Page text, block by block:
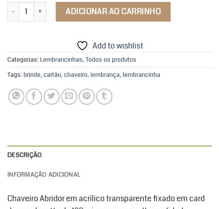
Chaveiro Abridor Meu Ori Paramentas quantidade
ADICIONAR AO CARRINHO
Add to wishlist
Categorias: Lembrancinhas, Todos os produtos
Tags: brinde, cartão, chaveiro, lembrança, lembrancinha
DESCRIÇÃO
INFORMAÇÃO ADICIONAL
Chaveiro Abridor em acrílico transparente fixado em card